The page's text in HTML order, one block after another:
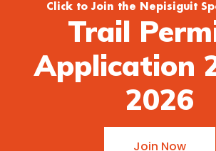
Click to Join the Nepisiguit
Trail
Application
2026
Join Now